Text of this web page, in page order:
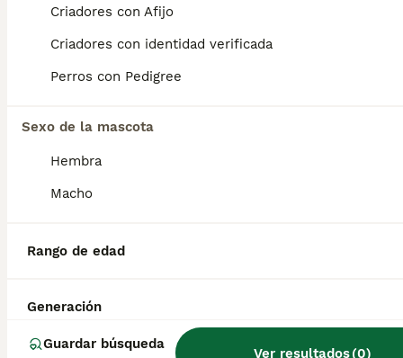
Criadores con Afijo
Criadores con identidad verificada
Perros con Pedigree
Sexo de la mascota
Hembra
Macho
Rango de edad
Generación
Guardar búsqueda
Ver resultados(0)
El coste de adquisición de esta raza puede
variar según factores como el pedigrí, la
reputación del criador y la ubicación
geográfica. Es fundamental acudir a
Informarse bien y comparar opciones antes
decisión.
ratonero bodeguero
¿Qué diferencia hay entre